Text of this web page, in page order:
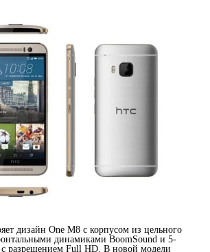
дизайн One M8 с корпусом из цельного
динамиками BoomSound и 5-
разрешением Full HD. В новой модели